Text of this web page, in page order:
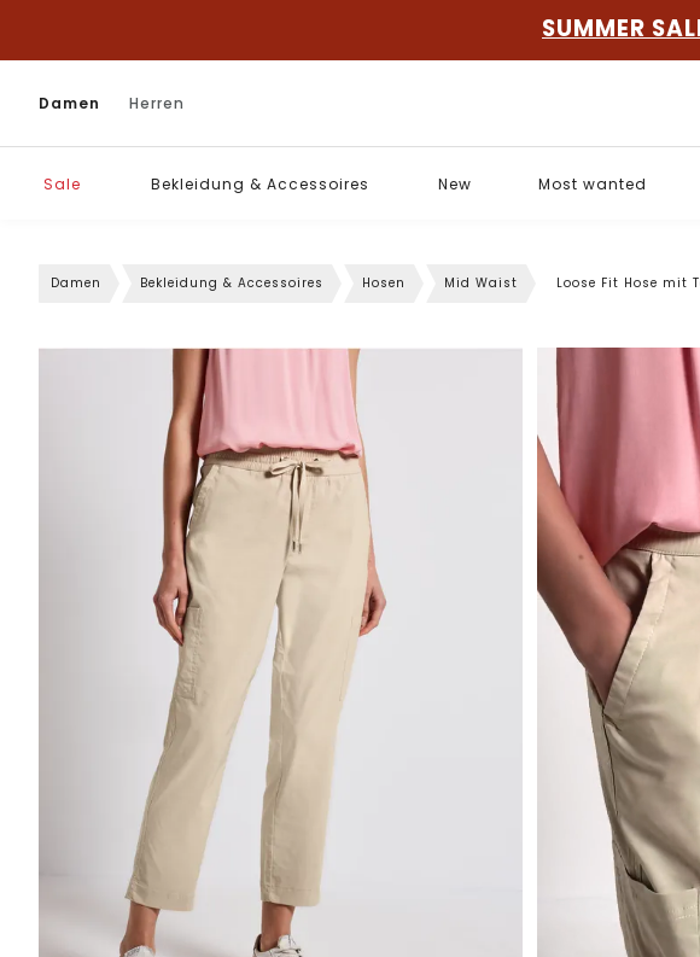
SUMMER
Damen Herren
Sale Bekleidung & Accessoires New Most wanted
Damen Bekleidung & Accessoires Hosen Mid Waist Loose Fit Hose mit